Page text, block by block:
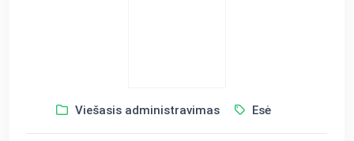
Viešasis administravimas Esė